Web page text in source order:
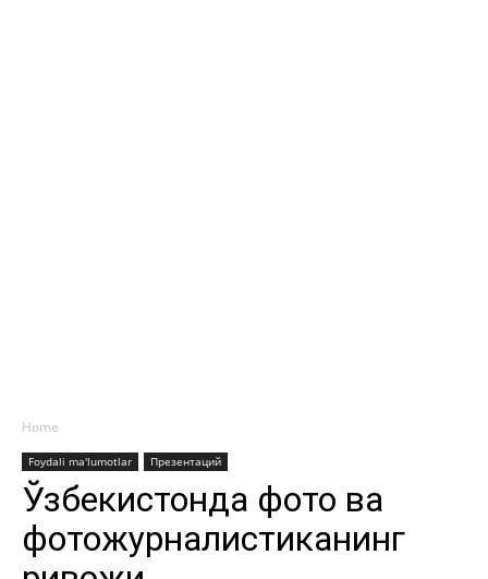
Home
Foydali ma'lumotlar Презентаций
Ўзбекистонда фото ва
фотожурналистиканинг